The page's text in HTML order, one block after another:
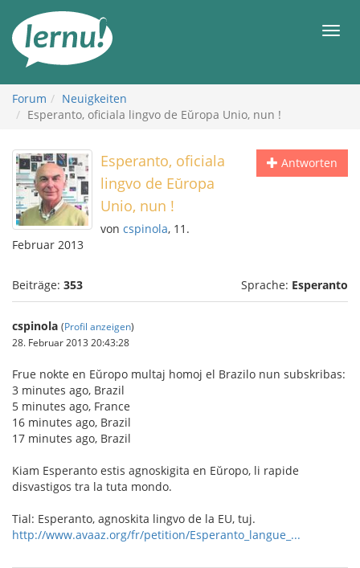
Inhalt
Forum
Neuigkeiten
Esperanto, oficiala lingvo de Eŭropa Unio, nun !
Antworten
Esperanto, oficiala
lingvo de Eŭropa
Unio, nun !
von cspinola, 11.
Februar 2013
Beiträge: 353 Sprache: Esperanto
cspinola (Profil anzeigen)
28. Februar 2013 20:43:28
Frue nokte en Eŭropo multaj homoj el Brazilo nun subskribas:
3 minutes ago, Brazil
5 minutes ago, France
16 minutes ago, Brazil
17 minutes ago, Brazil
Kiam Esperanto estis agnoskigita en Eŭropo, li rapide
disvastigos tra la tuta mondo.
Tial: Esperanto, agnoskita lingvo de la EU, tuj.
http://www.avaaz.org/fr/petition/Esperanto_langue_...